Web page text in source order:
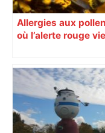
Allergies aux
où l’alerte rouge